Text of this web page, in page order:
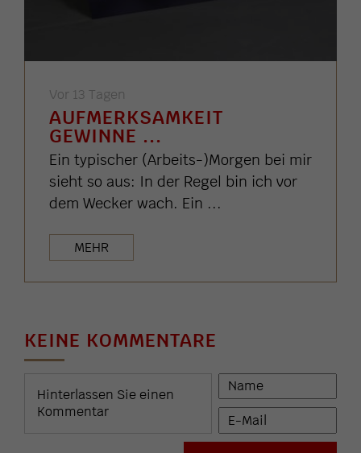
Vor 13 Tagen
AUFMERKSAMKEIT
GEWINNE ...
Ein typischer (Arbeits-)Morgen bei mir
sieht so aus: In der Regel bin ich vor
dem Wecker wach. Ein ...
MEHR
KEINE KOMMENTARE